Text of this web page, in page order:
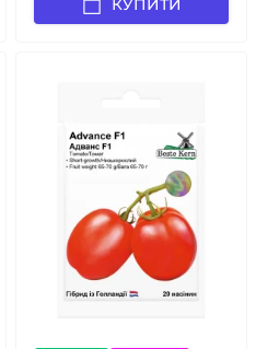
КУПИТИ